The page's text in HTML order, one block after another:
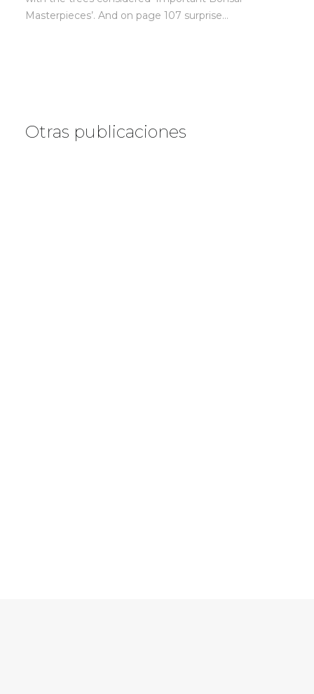
Masterpieces’. And on page 107 surprise…
Otras publicaciones